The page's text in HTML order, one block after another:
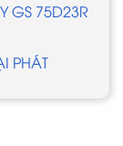
GS 75D23R
PHÁT